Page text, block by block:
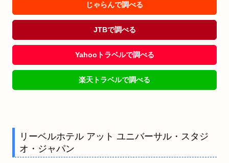
じゃらんで調べる
JTBで調べる
Yahooトラベルで調べる
楽天トラベルで調べる
リーベルホテル アット ユニバーサル・スタジ
オ・ジャパン